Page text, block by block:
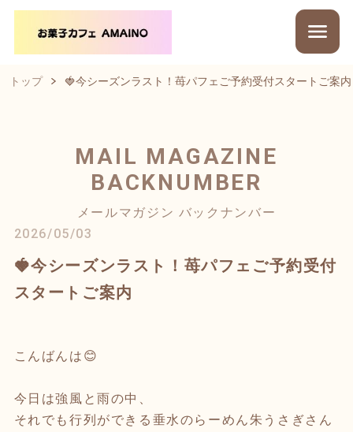
トップ 🍓今シーズンラスト！苺パフェご予約受付スタートご案内
MAIL MAGAZINE
BACKNUMBER
メールマガジン バックナンバー
2026/05/03
🍓今シーズンラスト！苺パフェご予約受付
スタートご案内
こんばんは😊
今日は強風と雨の中、
それでも行列ができる垂水のらーめん朱うさぎさん